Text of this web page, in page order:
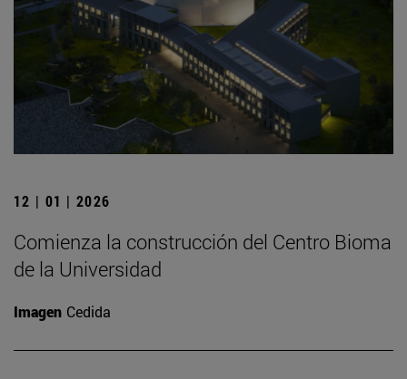
12 | 01 | 2026
Comienza la construcción del Centro Bioma
de la Universidad
Imagen Cedida